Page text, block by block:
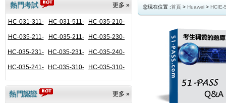
更多 »
熱門考試
HC-031-311-
ENU
HC-031-511-
ENU
HC-035-210-
ENU
HC-035-211-
CHS
HC-035-211-
ENU
HC-035-230-
ENU
HC-035-231-
CHS
HC-035-231-
ENU
HC-035-240-
ENU
HC-035-241-
ENU
HC-035-310-
CHS
HC-035-310-
ENU
更多 »
熱門認證
您現在位置 :首頁 > Huawei > HCIE-